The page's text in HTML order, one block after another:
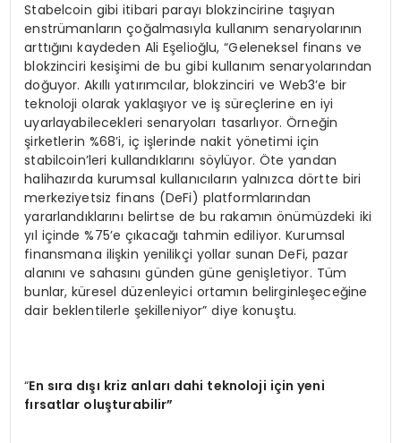
Stabelcoin gibi itibari parayı blokzincirine taşıyan
enstrümanların çoğalmasıyla kullanım senaryolarının
arttığını kaydeden Ali Eşelioğlu, “Geleneksel finans ve
blokzinciri kesişimi de bu gibi kullanım senaryolarından
doğuyor. Akıllı yatırımcılar, blokzinciri ve Web3’e bir
teknoloji olarak yaklaşıyor ve iş süreçlerine en iyi
uyarlayabilecekleri senaryoları tasarlıyor. Örneğin
şirketlerin %68’i, iç işlerinde nakit yönetimi için
stabilcoin’leri kullandıklarını söylüyor. Öte yandan
halihazırda kurumsal kullanıcıların yalnızca dörtte biri
merkeziyetsiz finans (DeFi) platformlarından
yararlandıklarını belirtse de bu rakamın önümüzdeki iki
yıl içinde %75’e çıkacağı tahmin ediliyor. Kurumsal
finansmana ilişkin yenilikçi yollar sunan DeFi, pazar
alanını ve sahasını günden güne genişletiyor. Tüm
bunlar, küresel düzenleyici ortamın belirginleşeceğine
dair beklentilerle şekilleniyor” diye konuştu.
“En sıra dışı kriz anları dahi teknoloji için yeni
fırsatlar oluşturabilir”